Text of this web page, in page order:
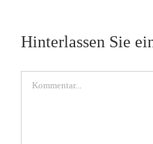
Hinterlassen Sie
Kommentar